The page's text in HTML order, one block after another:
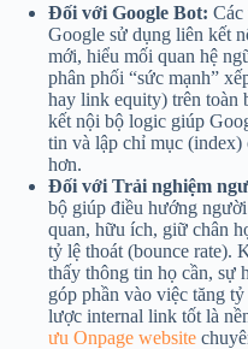
Đối với Google Bot: Các
Google sử dụng liên kết
mới, hiểu mối quan hệ
phân phối “sức mạnh”
hay link equity) trên toàn
kết nội bộ logic giúp
tin và lập chỉ mục (index)
hơn.
Đối với Trải nghiệm
bộ giúp điều hướng
quan, hữu ích, giữ chân
tỷ lệ thoát (bounce rate).
thấy thông tin họ cần, sự
góp phần vào việc tăng
lược internal link tốt là
ưu Onpage website